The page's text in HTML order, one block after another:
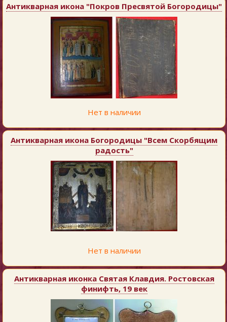
Антикварная икона "Покров Пресвятой Богородицы"
Нет в наличии
Антикварная икона Богородицы "Всем Скорбящим
радость"
Нет в наличии
Антикварная иконка Святая Клавдия. Ростовская
финифть, 19 век